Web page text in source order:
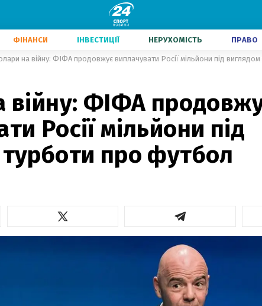
ФІНАНСИ ІНВЕСТИЦІЇ НЕРУХОМІСТЬ ПРАВО
на війну: ФІФА продовжує виплачувати Росії мільйони під
війну: ФІФА
Росії мільйони під
про футбол